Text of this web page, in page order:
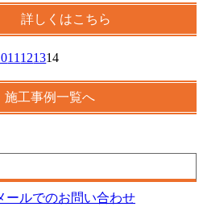
詳しくはこちら
11 121314
施工事例一覧へ